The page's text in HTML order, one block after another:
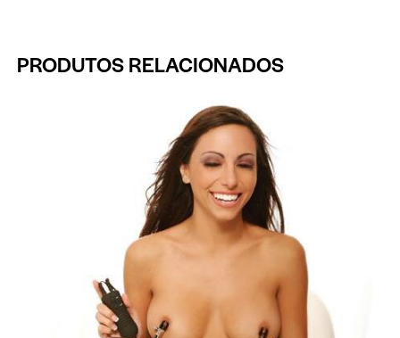
PRODUTOS RELACIONADOS